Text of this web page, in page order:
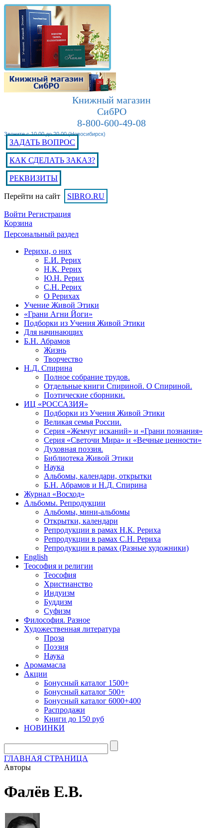
Книжный магазин
СибРО
8-800-600-49-08
Звоните с 10.00 до 20.00 (Новосибирск)
ЗАДАТЬ ВОПРОС
КАК СДЕЛАТЬ ЗАКАЗ?
РЕКВИЗИТЫ
Перейти на сайт SIBRO.RU
Войти Регистрация
Корзина
Персональный раздел
Рерихи, о них
Е.И. Рерих
Н.К. Рерих
Ю.Н. Рерих
С.Н. Рерих
О Рерихах
Учение Живой Этики
«Грани Агни Йоги»
Подборки из Учения Живой Этики
Для начинающих
Б.Н. Абрамов
Жизнь
Творчество
Н.Д. Спирина
Полное собрание трудов.
Отдельные книги Спириной. О Спириной.
Поэтические сборники.
ИЦ «РОССАЗИЯ»
Подборки из Учения Живой Этики
Великая семья России.
Серия «Жемчуг исканий» и «Грани познания»
Серия «Светочи Мира» и «Вечные ценности»
Духовная поэзия.
Библиотека Живой Этики
Наука
Альбомы, календари, открытки
Б.Н. Абрамов и Н.Д. Спирина
Журнал «Восход»
Альбомы. Репродукции
Альбомы, мини-альбомы
Открытки, календари
Репродукции в рамах Н.К. Рериха
Репродукции в рамах С.Н. Рериха
Репродукции в рамах (Разные художники)
English
Теософия и религии
Теософия
Христианство
Индуизм
Буддизм
Суфизм
Философия. Разное
Художественная литература
Проза
Поэзия
Наука
Аромамасла
Акции
Бонусный каталог 1500+
Бонусный каталог 500+
Бонусный каталог 6000+400
Распродажи
Книги до 150 руб
НОВИНКИ
ГЛАВНАЯ СТРАНИЦА
Авторы
Фалёв Е.В.